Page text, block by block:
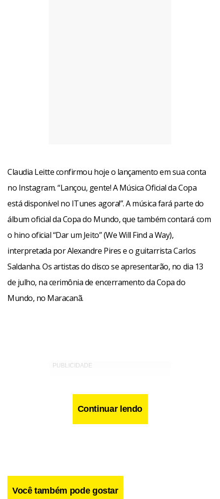
Claudia Leitte confirmou hoje o lançamento em sua conta
no Instagram. “Lançou, gente! A Música Oficial da Copa
está disponível no ITunes agora!”. A música fará parte do
álbum oficial da Copa do Mundo, que também contará com
o hino oficial “Dar um Jeito” (We Will Find a Way),
interpretada por Alexandre Pires e o guitarrista Carlos
Saldanha. Os artistas do disco se apresentarão, no dia 13
de julho, na cerimônia de encerramento da Copa do
Mundo, no Maracanã.
Continuar lendo
Você também pode gostar